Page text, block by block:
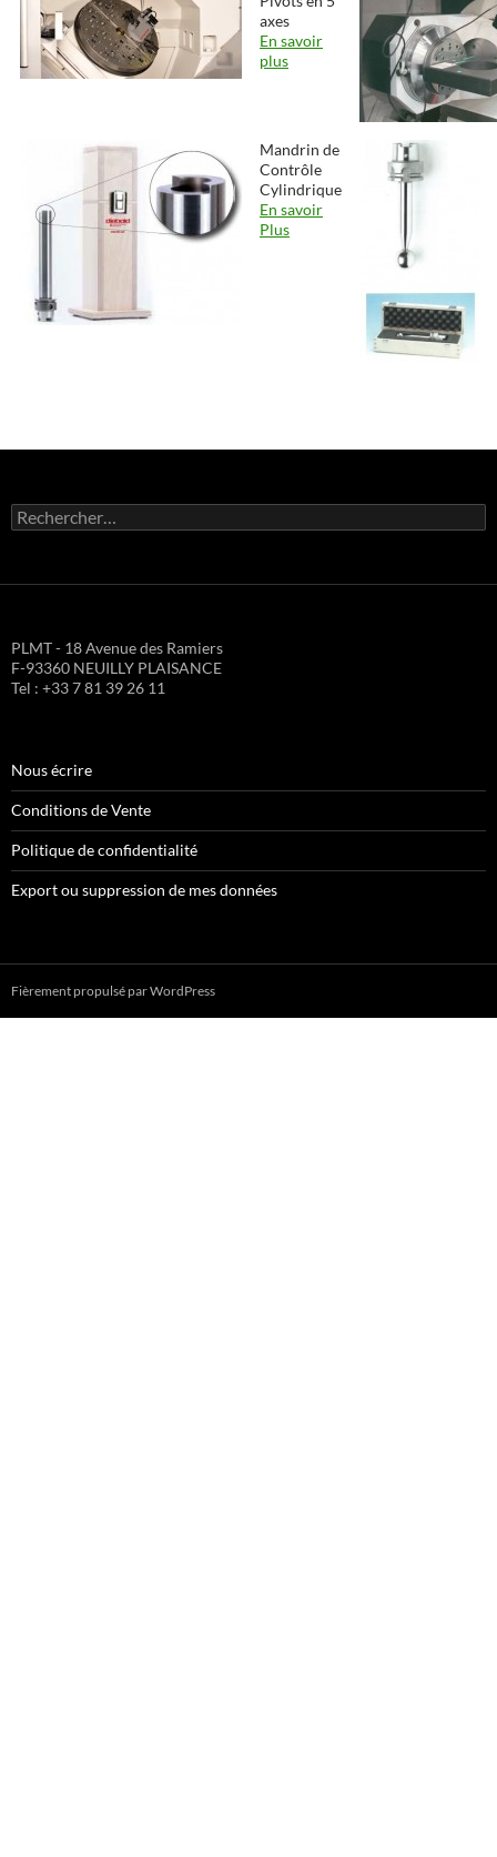
axes
En savoir
plus
Mandrin de
Contrôle
Cylindrique
En savoir
Plus
Rechercher :
PLMT - 18 Avenue des Ramiers
F-93360 NEUILLY PLAISANCE
Tel : +33 7 81 39 26 11
Nous écrire
Conditions de Vente
Politique de confidentialité
Export ou suppression de mes données
Fièrement propulsé par WordPress